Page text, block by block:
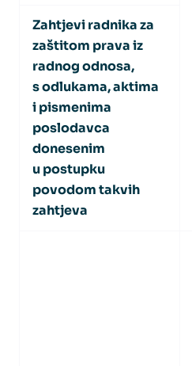
Zahtjevi radnika za
zaštitom prava iz
radnog odnosa,
s odlukama, aktima
i pismenima
poslodavca
donesenim
u postupku
povodom takvih
zahtjeva